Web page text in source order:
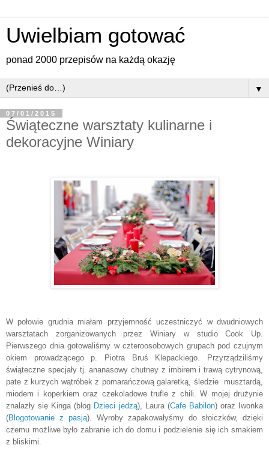
Uwielbiam gotować
ponad 2000 przepisów na każdą okazję
▼
07/01/2015
Świąteczne warsztaty kulinarne i
dekoracyjne Winiary
W połowie grudnia miałam przyjemność uczestniczyć w dwudniowych
warsztatach zorganizowanych przez Winiary w studio Cook Up.
Pierwszego dnia gotowaliśmy w czteroosobowych grupach pod czujnym
okiem prowadzącego p. Piotra Bruś Klepackiego. Przyrządziliśmy
świąteczne specjały tj. ananasowy chutney z imbirem i trawą cytrynową,
pate z kurzych wątróbek z pomarańczową galaretką, śledzie musztardą,
miodem i koperkiem oraz czekoladowe trufle z chili. W mojej drużynie
znalazły się Kinga (blog Dzieci jedzą), Laura (Cafe Babilon) oraz Iwonka
(Blogotowanie z pasją). Wyroby zapakowałyśmy do słoiczków, dzięki
czemu możliwe było zabranie ich do domu i podzielenie się ich smakiem
z bliskimi.